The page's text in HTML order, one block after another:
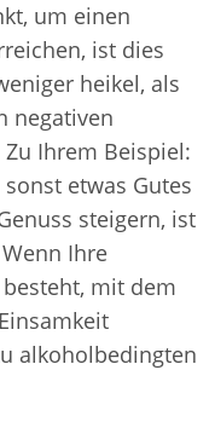
um einen
ist dies
heikel, als
negativen
Ihrem Beispiel:
etwas Gutes
steigern, ist
Ihre
mit dem
alkoholbedingten